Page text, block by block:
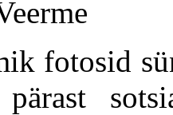
fotosid
pärast